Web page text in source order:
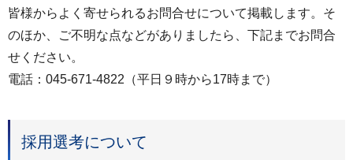
皆様からよく寄せられるお問合せについて掲載します。そ
のほか、ご不明な点などがありましたら、下記までお問合
せください。
電話：045-671-4822（平日９時から17時まで）
採用選考について